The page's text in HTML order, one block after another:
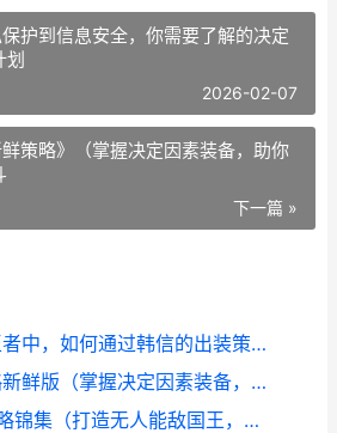
护到信息安全，你需要了解的决定
划
2026-02-07
鲜策略》（掌握决定因素装备，助你
下一篇 »
韩信出装策略（王者中，如何通过韩信的出装策略获取胜利？） 韩信的出装最强2020
曙光中路出装策略新鲜版（掌握决定因素装备，成就王者） 曙光出什么装备
战神5国王出装策略锦集（打造无人能敌国王，征服大陆的终极指导！） 战神5boss